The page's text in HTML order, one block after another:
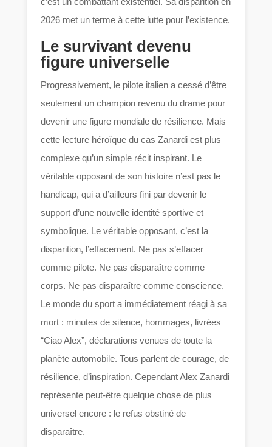
2026 met un terme à cette lutte pour l’existence.
Le survivant devenu
figure universelle
Progressivement, le pilote italien a cessé d’être
seulement un champion revenu du drame pour
devenir une figure mondiale de résilience. Mais
cette lecture héroïque du cas Zanardi est plus
complexe qu’un simple récit inspirant. Le
véritable opposant de son histoire n’est pas le
handicap, qui a d’ailleurs fini par devenir le
support d’une nouvelle identité sportive et
symbolique. Le véritable opposant, c’est la
disparition, l’effacement. Ne pas s’effacer
comme pilote. Ne pas disparaître comme
corps. Ne pas disparaître comme conscience.
Le monde du sport a immédiatement réagi à sa
mort : minutes de silence, hommages, livrées
“Ciao Alex”, déclarations venues de toute la
planète automobile. Tous parlent de courage, de
résilience, d’inspiration. Cependant Alex Zanardi
représente peut-être quelque chose de plus
universel encore : le refus obstiné de
disparaître.